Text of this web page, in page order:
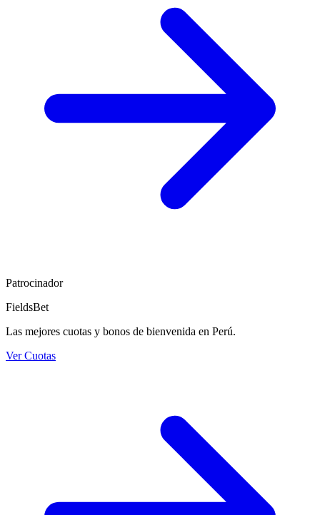
Patrocinador
FieldsBet
Las mejores cuotas y bonos de bienvenida en Perú.
Ver Cuotas